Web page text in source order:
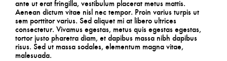
ante ut erat fringilla, vestibulum placerat metus mattis.
Aenean dictum vitae nisl nec tempor. Proin varius turpis ut
sem porttitor varius. Sed aliquet mi at libero ultrices
consectetur. Vivamus egestas, metus quis egestas egestas,
tortor justo pharetra diam, et dapibus massa nibh dapibus
risus. Sed ut massa sodales, elementum magna vitae,
malesuada.